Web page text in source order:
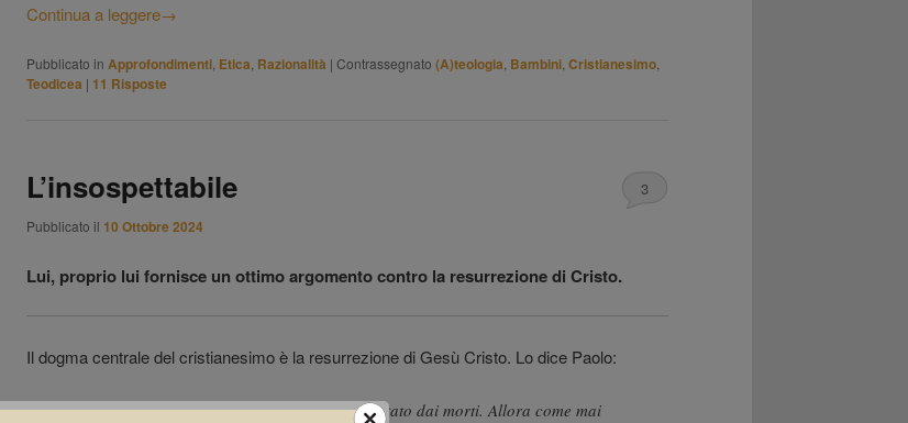
Continua a leggere→
Pubblicato in Approfondimenti Etica Razionalità | Contrassegnato (A)teologia Bambini Cristianesimo
Teodicea | 11 Risposte
L’insospettabile
Pubblicato il 10 Ottobre 2024
3
Lui, proprio lui fornisce un ottimo argomento contro la resurrezione di Cristo.
Il dogma centrale del cristianesimo è la resurrezione di Gesù Cristo. Lo dice Paolo:
Noi dunque predichiamo che Cristo è risuscitato dai morti. Allora come mai